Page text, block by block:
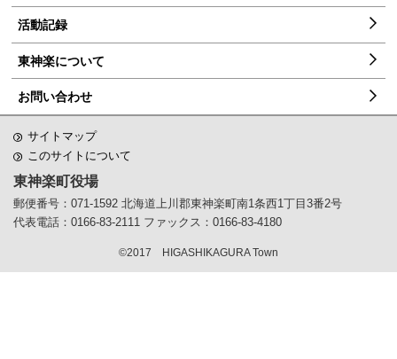
活動記録
東神楽について
お問い合わせ
サイトマップ
このサイトについて
東神楽町役場
郵便番号：071-1592 北海道上川郡東神楽町南1条西1丁目3番2号
代表電話：0166-83-2111 ファックス：0166-83-4180
©2017 HIGASHIKAGURA Town